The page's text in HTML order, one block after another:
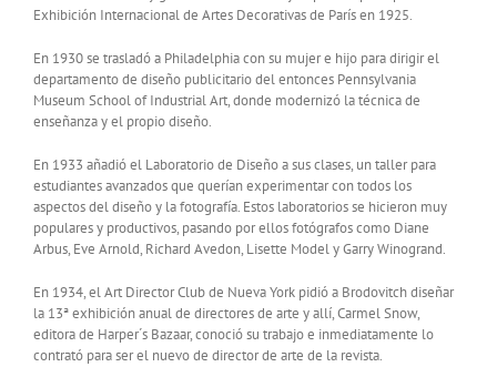
Exhibición Internacional de Artes Decorativas de París en 1925.
En 1930 se trasladó a Philadelphia con su mujer e hijo para dirigir el
departamento de diseño publicitario del entonces Pennsylvania
Museum School of Industrial Art, donde modernizó la técnica de
enseñanza y el propio diseño.
En 1933 añadió el Laboratorio de Diseño a sus clases, un taller para
estudiantes avanzados que querían experimentar con todos los
aspectos del diseño y la fotografía. Estos laboratorios se hicieron muy
populares y productivos, pasando por ellos fotógrafos como Diane
Arbus, Eve Arnold, Richard Avedon, Lisette Model y Garry Winogrand.
En 1934, el Art Director Club de Nueva York pidió a Brodovitch diseñar
la 13ª exhibición anual de directores de arte y allí, Carmel Snow,
editora de Harper´s Bazaar, conoció su trabajo e inmediatamente lo
contrató para ser el nuevo de director de arte de la revista.